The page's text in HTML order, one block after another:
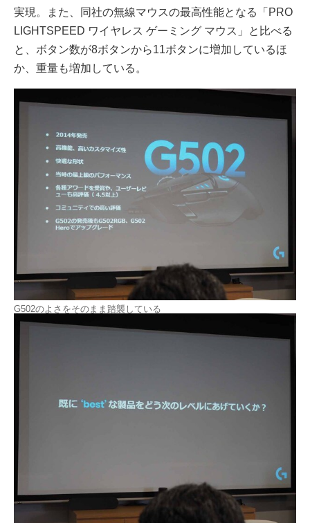
実現。また、同社の無線マウスの最高性能となる「PRO
LIGHTSPEED ワイヤレス ゲーミング マウス」と比べる
と、ボタン数が8ボタンから11ボタンに増加しているほ
か、重量も増加している。
G502のよさをそのまま踏襲している